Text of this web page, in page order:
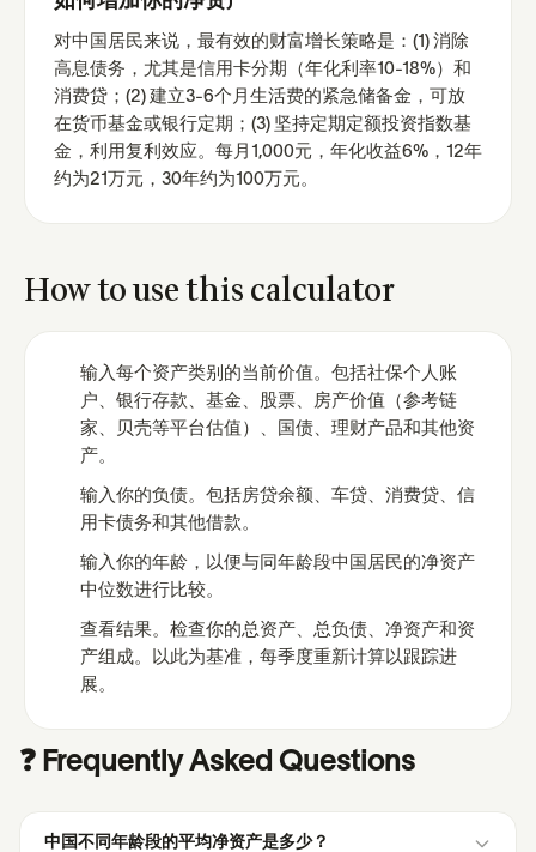
对中国居民来说，最有效的财富增长策略是：(1) 消除
高息债务，尤其是信用卡分期（年化利率10-18%）和
消费贷；(2) 建立3-6个月生活费的紧急储备金，可放
在货币基金或银行定期；(3) 坚持定期定额投资指数基
金，利用复利效应。每月1,000元，年化收益6%，12年
约为21万元，30年约为100万元。
How to use this calculator
输入每个资产类别的当前价值。包括社保个人账
户、银行存款、基金、股票、房产价值（参考链
家、贝壳等平台估值）、国债、理财产品和其他资
产。
输入你的负债。包括房贷余额、车贷、消费贷、信
用卡债务和其他借款。
输入你的年龄，以便与同年龄段中国居民的净资产
中位数进行比较。
查看结果。检查你的总资产、总负债、净资产和资
产组成。以此为基准，每季度重新计算以跟踪进
展。
❓ Frequently Asked Questions
中国不同年龄段的平均净资产是多少？